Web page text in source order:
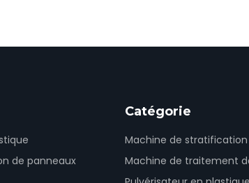
de panneaux
Catégorie
Machine de stratification
Machine de traitement